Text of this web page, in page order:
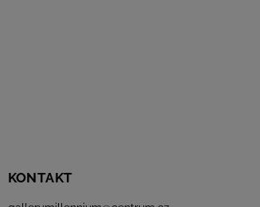
KONTAKT